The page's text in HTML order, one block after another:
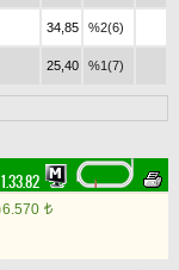
34,85 %2(6)
25,40 %1(7)
1.33.82
6.570 t